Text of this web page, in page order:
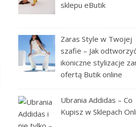
sklepu eButik
Zaras Style w Twojej
szafie – Jak
ikoniczne stylizacje
ofertą Butik online
Ubrania Addidas – Co
Kupisz w Sklepach